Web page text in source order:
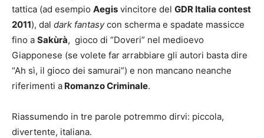
tattica (ad esempio Aegis vincitore del GDR Italia contest
2011), dal dark fantasycon scherma e spadate massicce
fino a Sakùrà, gioco di “Doveri” nel medioevo
Giapponese (se volete far arrabbiare gli autori basta dire
“Ah sì, il gioco dei samurai”) e non mancano neanche
riferimenti a Romanzo Criminale.
Riassumendo in tre parole potremmo dirvi: piccola,
divertente, italiana.